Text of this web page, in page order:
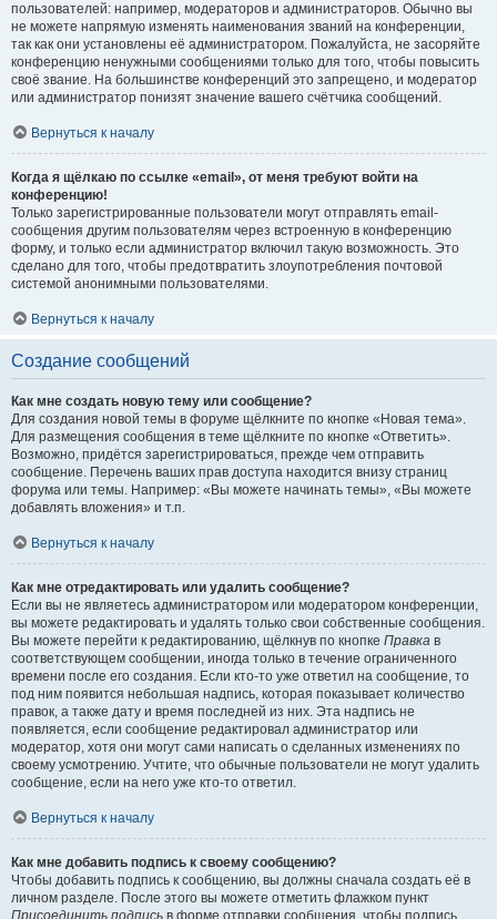
пользователей: например, модераторов и администраторов. Обычно вы
не можете напрямую изменять наименования званий на конференции,
так как они установлены её администратором. Пожалуйста, не засоряйте
конференцию ненужными сообщениями только для того, чтобы повысить
своё звание. На большинстве конференций это запрещено, и модератор
или администратор понизят значение вашего счётчика сообщений.
Вернуться к началу
Когда я щёлкаю по ссылке «email», от меня требуют войти на
конференцию!
Только зарегистрированные пользователи могут отправлять email-
сообщения другим пользователям через встроенную в конференцию
форму, и только если администратор включил такую возможность. Это
сделано для того, чтобы предотвратить злоупотребления почтовой
системой анонимными пользователями.
Вернуться к началу
Создание сообщений
Как мне создать новую тему или сообщение?
Для создания новой темы в форуме щёлкните по кнопке «Новая тема».
Для размещения сообщения в теме щёлкните по кнопке «Ответить».
Возможно, придётся зарегистрироваться, прежде чем отправить
сообщение. Перечень ваших прав доступа находится внизу страниц
форума или темы. Например: «Вы можете начинать темы», «Вы можете
добавлять вложения» и т.п.
Вернуться к началу
Как мне отредактировать или удалить сообщение?
Если вы не являетесь администратором или модератором конференции,
вы можете редактировать и удалять только свои собственные сообщения.
Вы можете перейти к редактированию, щёлкнув по кнопке Правка в
соответствующем сообщении, иногда только в течение ограниченного
времени после его создания. Если кто-то уже ответил на сообщение, то
под ним появится небольшая надпись, которая показывает количество
правок, а также дату и время последней из них. Эта надпись не
появляется, если сообщение редактировал администратор или
модератор, хотя они могут сами написать о сделанных изменениях по
своему усмотрению. Учтите, что обычные пользователи не могут удалить
сообщение, если на него уже кто-то ответил.
Вернуться к началу
Как мне добавить подпись к своему сообщению?
Чтобы добавить подпись к сообщению, вы должны сначала создать её в
личном разделе. После этого вы можете отметить флажком пункт
Присоединить подпись в форме отправки сообщения, чтобы подпись